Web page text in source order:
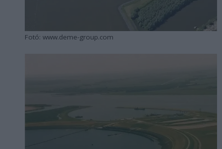
Fotó: www.deme-group.com